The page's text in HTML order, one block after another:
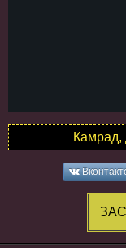
Камрад,